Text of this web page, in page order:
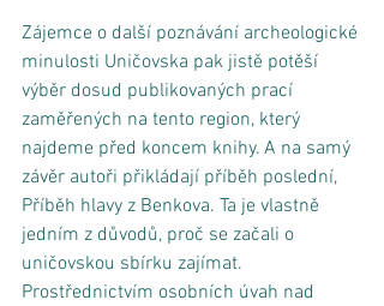
Zájemce o další poznávání archeologické
minulosti Uničovska pak jistě potěší
výběr dosud publikovaných prací
zaměřených na tento region, který
najdeme před koncem knihy. A na samý
závěr autoři přikládají příběh poslední,
Příběh hlavy z Benkova. Ta je vlastně
jedním z důvodů, proč se začali o
uničovskou sbírku zajímat.
Prostřednictvím osobních úvah nad